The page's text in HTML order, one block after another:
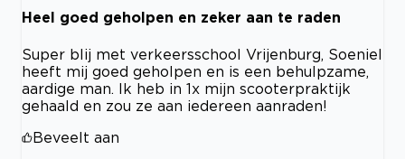
Heel goed geholpen en zeker aan te raden
Super blij met verkeersschool Vrijenburg, Soeniel
heeft mij goed geholpen en is een behulpzame,
aardige man. Ik heb in 1x mijn scooterpraktijk
gehaald en zou ze aan iedereen aanraden!
Beveelt aan